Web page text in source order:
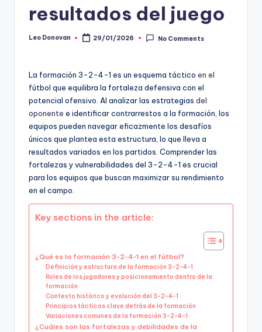
resultados del juego
Posted
Leo Donovan 29/01/2026 No Comments
La formación 3-2-4-1 es un esquema táctico en el
fútbol que equilibra la fortaleza defensiva con el
potencial ofensivo. Al analizar las estrategias del
oponente e identificar contrarrestos a la formación, los
equipos pueden navegar eficazmente los desafíos
únicos que plantea esta estructura, lo que lleva a
resultados variados en los partidos. Comprender las
fortalezas y vulnerabilidades del 3-2-4-1 es crucial
para los equipos que buscan maximizar su rendimiento
en el campo.
Key sections in the article:
¿Qué es la formación 3-2-4-1 en el fútbol?
Definición y estructura de la formación 3-2-4-1
Roles de los jugadores y posicionamiento dentro de la
formación
Contexto histórico y evolución del 3-2-4-1
Principios tácticos clave detrás de la formación
Variaciones comunes de la formación 3-2-4-1
¿Cuáles son las fortalezas y debilidades de la